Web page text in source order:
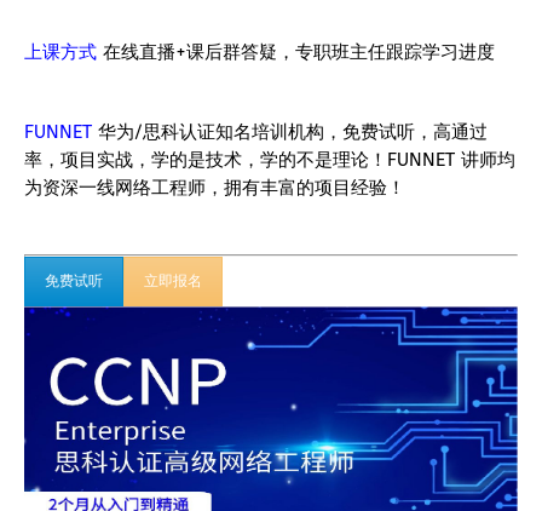
上课方式 在线直播+课后群答疑，专职班主任跟踪学习进度
FUNNET 华为/思科认证知名培训机构，免费试听，高通过
率，项目实战，学的是技术，学的不是理论！FUNNET 讲师均
为资深一线网络工程师，拥有丰富的项目经验！
免费试听 立即报名